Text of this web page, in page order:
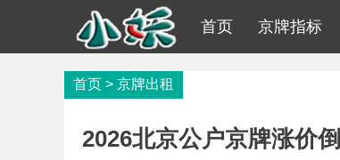
首页 京牌指标
首页 > 京牌出租
2026北京公户京牌涨价